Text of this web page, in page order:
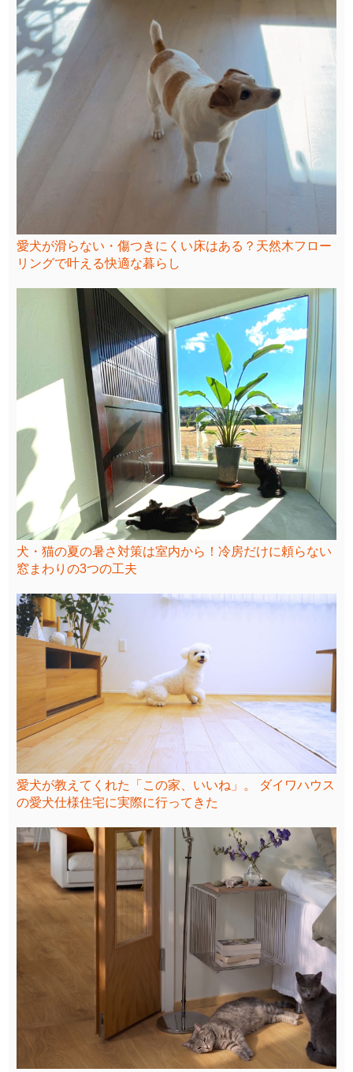
愛犬が滑らない・傷つきにくい床はある？天然木フロー
リングで叶える快適な暮らし
犬・猫の夏の暑さ対策は室内から！冷房だけに頼らない
窓まわりの3つの工夫
愛犬が教えてくれた「この家、いいね」。 ダイワハウス
の愛犬仕様住宅に実際に行ってきた